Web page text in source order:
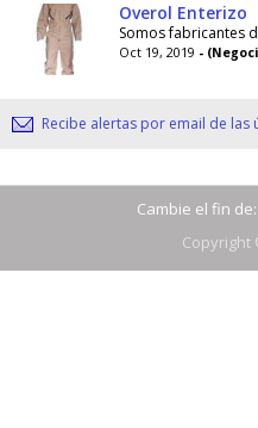
Overol Enterizo
Somos fabricantes
Oct 19, 2019 -
Recibe alertas por email de las
Cambie el fin de:
Copyright